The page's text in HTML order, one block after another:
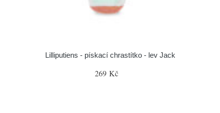
Lilliputiens - pískací chrastítko - lev Jack
269 Kč